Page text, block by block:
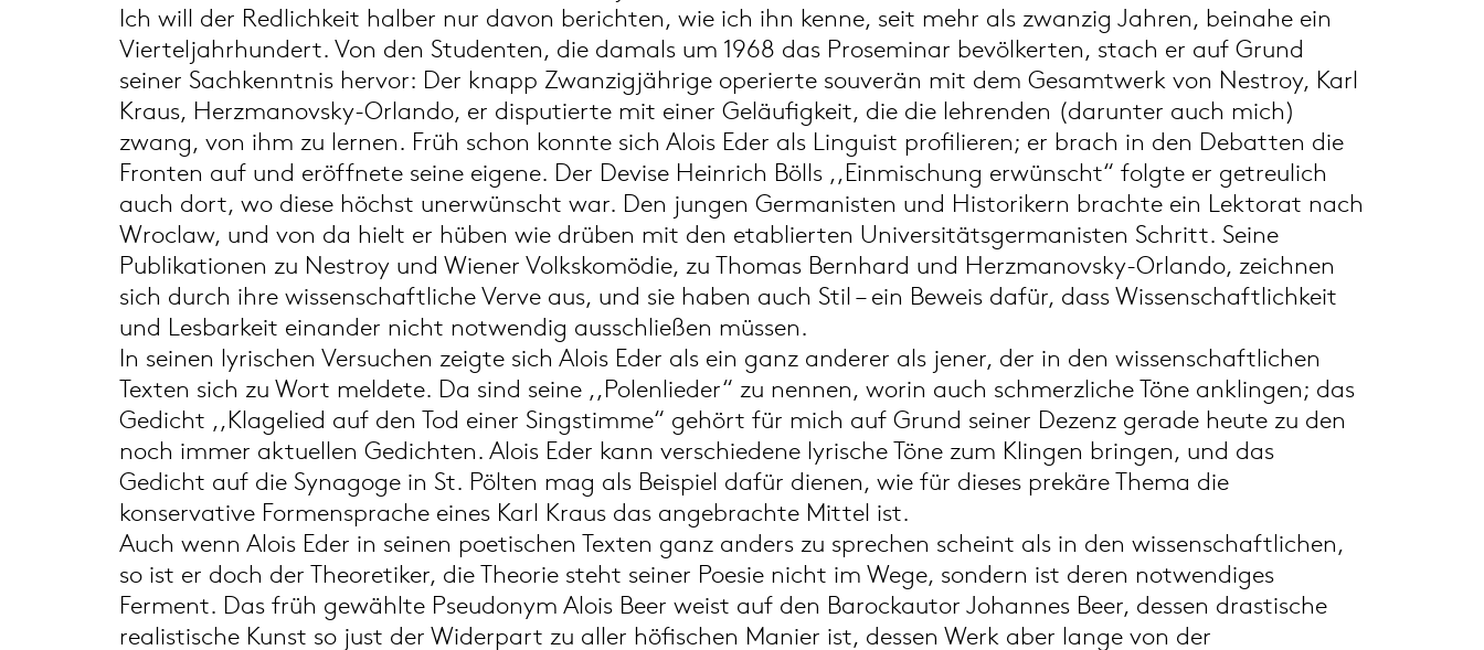
Ich will der Redlichkeit halber nur davon berichten, wie ich ihn kenne, seit mehr als zwanzig Jahren, beinahe ein
Vierteljahrhundert. Von den Studenten, die damals um 1968 das Proseminar bevölkerten, stach er auf Grund
seiner Sachkenntnis hervor: Der knapp Zwanzigjährige operierte souverän mit dem Gesamtwerk von Nestroy, Karl
Kraus, Herzmanovsky-Orlando, er disputierte mit einer Geläufigkeit, die die lehrenden (darunter auch mich)
zwang, von ihm zu lernen. Früh schon konnte sich Alois Eder als Linguist profilieren; er brach in den Debatten die
Fronten auf und eröffnete seine eigene. Der Devise Heinrich Bölls ,,Einmischung erwünscht“ folgte er getreulich
auch dort, wo diese höchst unerwünscht war. Den jungen Germanisten und Historikern brachte ein Lektorat nach
Wroclaw, und von da hielt er hüben wie drüben mit den etablierten Universitätsgermanisten Schritt. Seine
Publikationen zu Nestroy und Wiener Volkskomödie, zu Thomas Bernhard und Herzmanovsky-Orlando, zeichnen
sich durch ihre wissenschaftliche Verve aus, und sie haben auch Stil – ein Beweis dafür, dass Wissenschaftlichkeit
und Lesbarkeit einander nicht notwendig ausschließen müssen.
In seinen lyrischen Versuchen zeigte sich Alois Eder als ein ganz anderer als jener, der in den wissenschaftlichen
Texten sich zu Wort meldete. Da sind seine ,,Polenlieder“ zu nennen, worin auch schmerzliche Töne anklingen; das
Gedicht ,,Klagelied auf den Tod einer Singstimme“ gehört für mich auf Grund seiner Dezenz gerade heute zu den
noch immer aktuellen Gedichten. Alois Eder kann verschiedene lyrische Töne zum Klingen bringen, und das
Gedicht auf die Synagoge in St. Pölten mag als Beispiel dafür dienen, wie für dieses prekäre Thema die
konservative Formensprache eines Karl Kraus das angebrachte Mittel ist.
Auch wenn Alois Eder in seinen poetischen Texten ganz anders zu sprechen scheint als in den wissenschaftlichen,
so ist er doch der Theoretiker, die Theorie steht seiner Poesie nicht im Wege, sondern ist deren notwendiges
Ferment. Das früh gewählte Pseudonym Alois Beer weist auf den Barockautor Johannes Beer, dessen drastische
realistische Kunst so just der Widerpart zu aller höfischen Manier ist, dessen Werk aber lange von der